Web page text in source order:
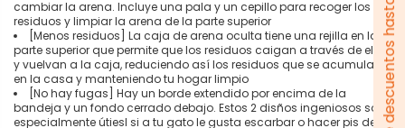
cambiar la arena. Incluye una pala y un cepillo para recoger los
residuos y limpiar la arena de la parte superior
[Menos residuos] La caja de arena oculta tiene una rejilla en la
parte superior que permite que los residuos caigan a través de ella
y vuelvan a la caja, reduciendo así los residuos que se acumulan
en la casa y manteniendo tu hogar limpio
[No hay fugas] Hay un borde extendido por encima de la
bandeja y un fondo cerrado debajo. Estos 2 disños ingeniosos son
especialmente útiesl si a tu gato le gusta escarbar o hacer pis de